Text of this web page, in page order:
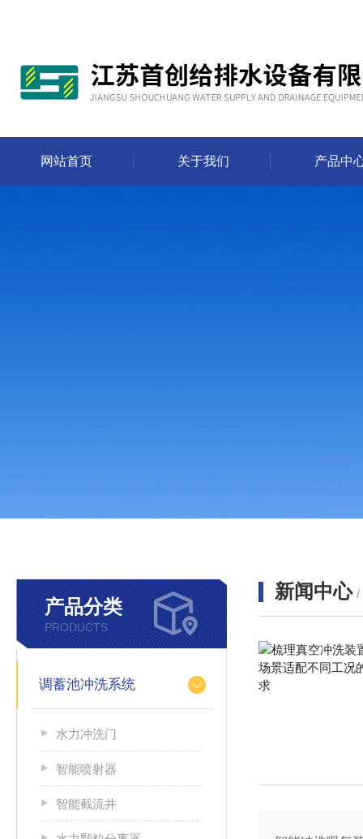
网站首页 关于我们 产品中
产品分类
PRODUCTS
调蓄池冲洗系统
水力冲洗门
智能喷射器
智能截流井
新闻中心 /